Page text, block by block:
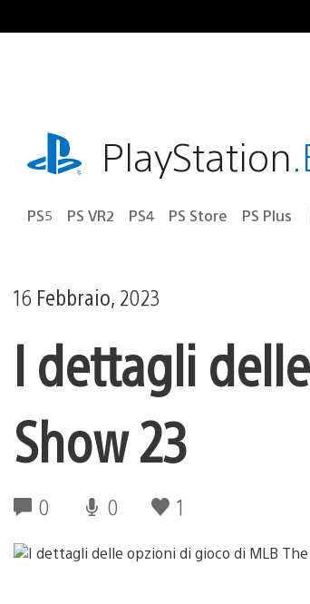
al
playstation.comPlayStation
PS5 PS VR2 PS4 PS Store PS Plus
16 Febbraio, 2023
I dettagli
Show 23
0 0 1